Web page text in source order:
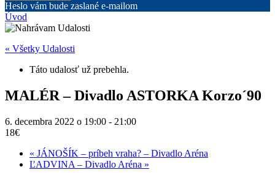
Heslo vám bude zaslané e-mailom
Úvod
« Všetky Udalosti
Táto udalosť už prebehla.
MALÉR – Divadlo ASTORKA Korzo´90
6. decembra 2022 o 19:00 - 21:00
18€
« JÁNOŠÍK – príbeh vraha? – Divadlo Aréna
ĽADVINA – Divadlo Aréna »